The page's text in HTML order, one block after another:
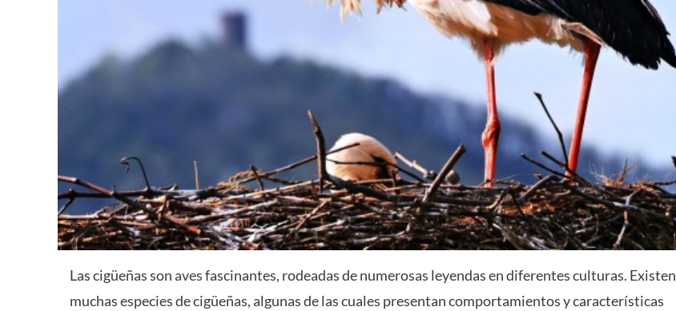
Las cigüeñas son avesfascinantes, rodeadas de numerosas leyendas en diferentes culturas. Existen
muchas especies de cigüeñas, algunas de las cuales presentan comportamientos y características